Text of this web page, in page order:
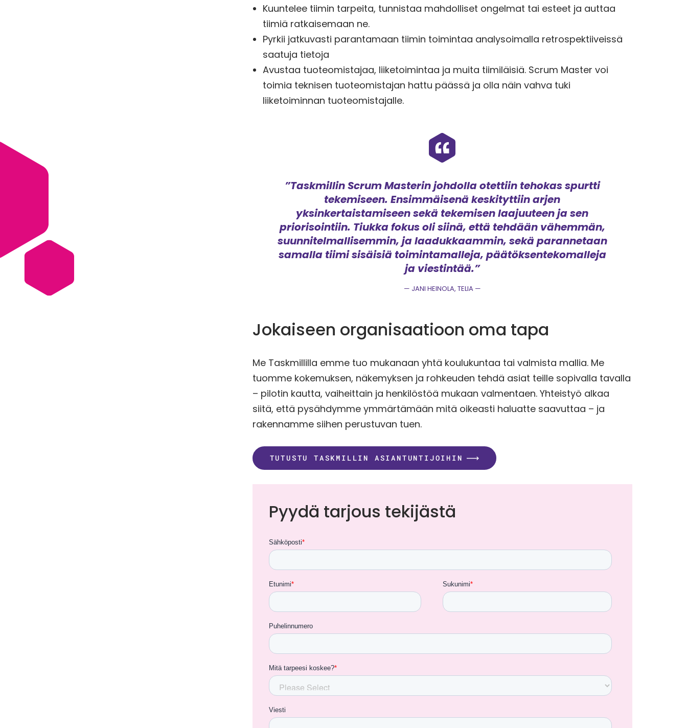
Kuuntelee tiimin tarpeita, tunnistaa mahdolliset ongelmat tai esteet ja auttaa
tiimiä ratkaisemaan ne.
Pyrkii jatkuvasti parantamaan tiimin toimintaa analysoimalla retrospektiiveissä
saatuja tietoja
Avustaa tuoteomistajaa, liiketoimintaa ja muita tiimiläisiä. Scrum Master voi
toimia teknisen tuoteomistajan hattu päässä ja olla näin vahva tuki
liiketoiminnan tuoteomistajalle.
”Taskmillin Scrum Masterin johdolla otettiin tehokas spurtti
tekemiseen. Ensimmäisenä keskityttiin arjen
yksinkertaistamiseen sekä tekemisen laajuuteen ja sen
priorisointiin. Tiukka fokus oli siinä, että tehdään vähemmän,
suunnitelmallisemmin, ja laadukkaammin, sekä parannetaan
samalla tiimi sisäisiä toimintamalleja, päätöksentekomalleja
ja viestintää.”
JANI HEINOLA, TELIA
Jokaiseen organisaatioon oma tapa
Me Taskmillilla emme tuo mukanaan yhtä koulukuntaa tai valmista mallia. Me
tuomme kokemuksen, näkemyksen ja rohkeuden tehdä asiat teille sopivalla tavalla
– pilotin kautta, vaiheittain ja henkilöstöä mukaan valmentaen. Yhteistyö alkaa
siitä, että pysähdymme ymmärtämään mitä oikeasti haluatte saavuttaa – ja
rakennamme siihen perustuvan tuen.
TUTUSTU TASKMILLIN ASIANTUNTIJOIHIN
Pyydä tarjous tekijästä